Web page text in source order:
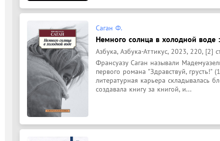
Саган Ф.
Немного солнца в холодной
Азбука, Азбука-Аттикус, 2023, 220, [2]
Франсуазу Саган называли
первого романа "Здравствуй, грусть!"
литературная карьера складывалась
создавала книгу за книгой, и...